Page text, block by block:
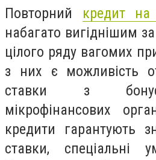
Повторний кредит на
набагато вигіднішим
цілого ряду вагомих
з них є можливість
ставки з
мікрофінансових
кредити гарантують
ставки, спеціальні